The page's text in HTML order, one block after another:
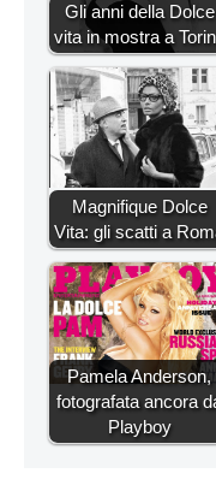
Gli anni della Dolce
vita in mostra a
Magnifique Dolce
Vita: gli scatti a
Pamela Anderson,
fotografata ancora
Playboy